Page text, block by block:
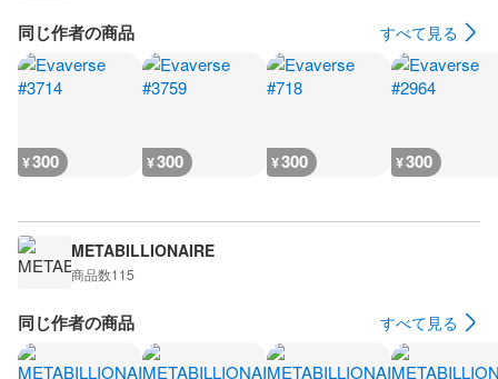
同じ作者の商品 すべて見る
¥300 ¥300 ¥300 ¥300
METABILLIONAIRE
商品数115
同じ作者の商品 すべて見る